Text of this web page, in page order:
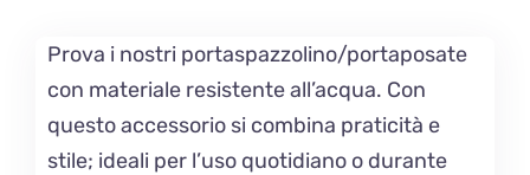
Prova i nostri portaspazzolino/portaposate
con materiale resistente all’acqua. Con
questo accessorio si combina praticità e
stile; ideali per l’uso quotidiano o durante